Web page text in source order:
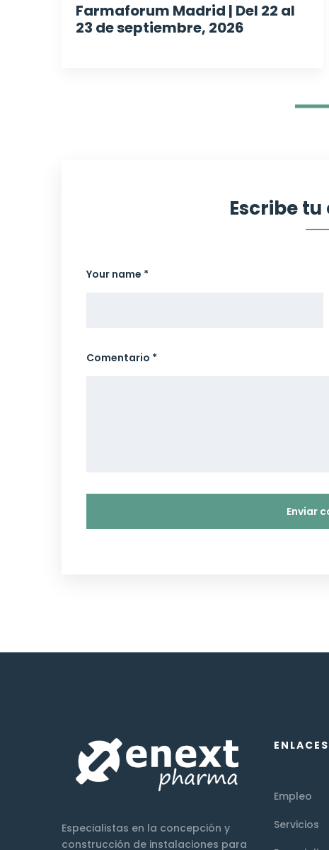
Farmaforum Madrid | Del 22 al
23 de septiembre, 2026
Escribe
Your name *
Comentario *
Especialistas en la concepción y
construcción de instalaciones para
Empleo
Servicios